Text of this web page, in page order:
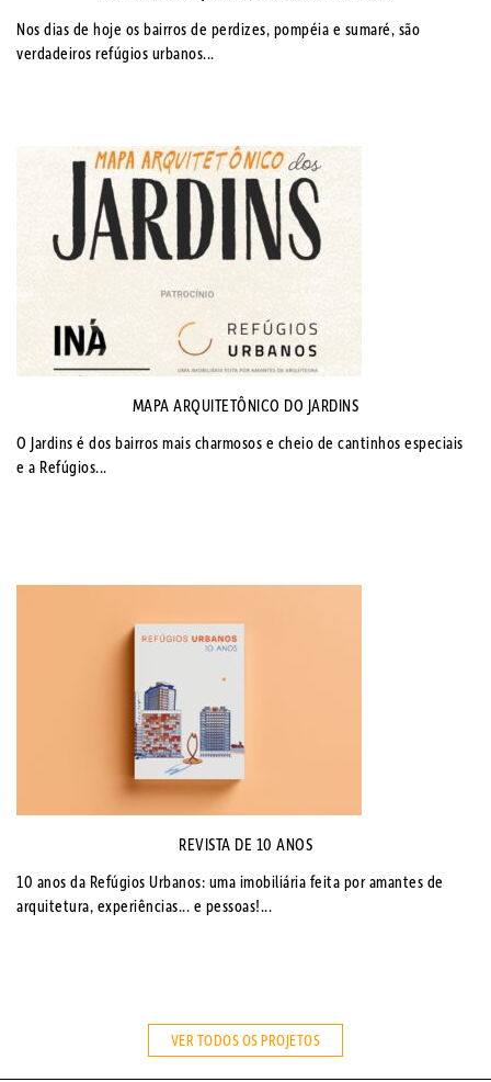
Nos dias de hoje os bairros de perdizes, pompéia e sumaré, são
verdadeiros refúgios urbanos...
MAPA ARQUITETÔNICO DO JARDINS
O Jardins é dos bairros mais charmosos e cheio de cantinhos especiais
e a Refúgios...
REVISTA DE 10 ANOS
10 anos da Refúgios Urbanos: uma imobiliária feita por amantes de
arquitetura, experiências... e pessoas!...
VER TODOS OS PROJETOS